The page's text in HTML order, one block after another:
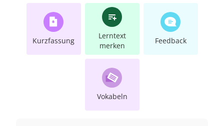
Kurzfassung
Lerntext
merken
Feedback
Vokabeln